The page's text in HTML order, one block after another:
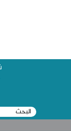
استمارة
‏بحث ‏